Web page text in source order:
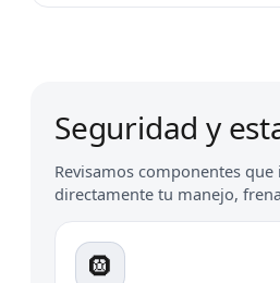
Seguridad y
Revisamos componentes que
directamente tu manejo,
🛞